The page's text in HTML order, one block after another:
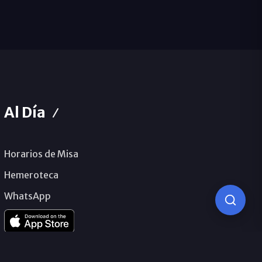
Al Día
Horarios de Misa
Hemeroteca
WhatsApp